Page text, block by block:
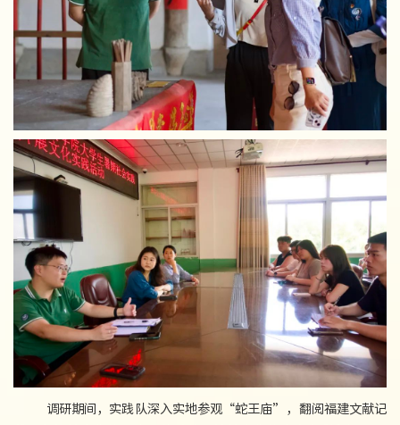
调研期间，实践队深入实地参观“蛇王庙”，翻阅福建文献记